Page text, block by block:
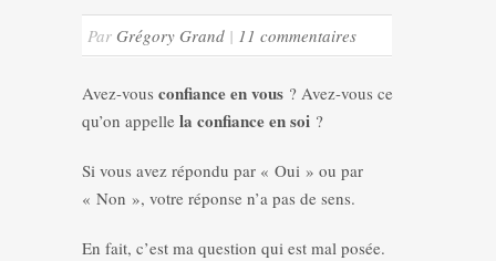
Par Grégory Grand | 11 commentaires
Avez-vous confiance en vous ? Avez-vous ce
qu’on appelle la confiance en soi ?
Si vous avez répondu par « Oui » ou par
« Non », votre réponse n’a pas de sens.
En fait, c’est ma question qui est mal posée.